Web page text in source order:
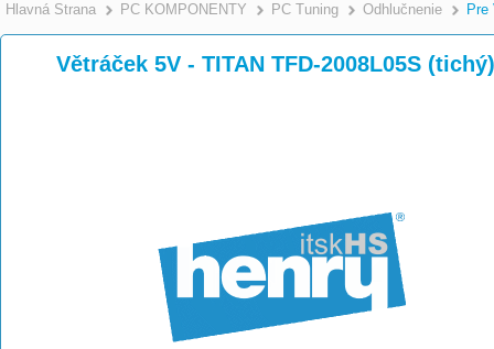
Hlavná Strana >
PC KOMPONENTY >
PC Tuning >
Odhlučnenie Pre
Větráček 5V - TITAN TFD-2008L05S